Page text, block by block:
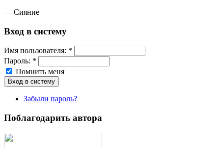
— Сияние
Вход в систему
Имя пoльзовaтeля: *
Пароль: *
Помнить меня
Забыли пароль?
Поблагодарить автора